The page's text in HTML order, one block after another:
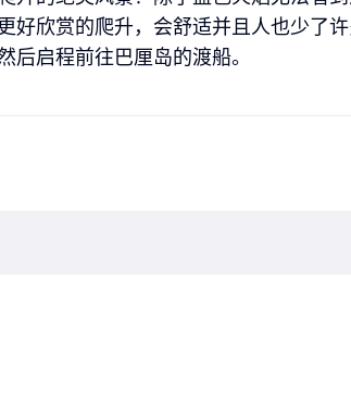
好欣赏的爬升，会舒适并且人也少了
后启程前往巴厘岛的渡船。